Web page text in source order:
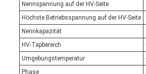
Nennspannung auf der HV-Seite
Höchste Betriebsspannung auf der HV-Seite
Nennkapazität
HV-Tapbereich
Umgebungstemperatur
Phase